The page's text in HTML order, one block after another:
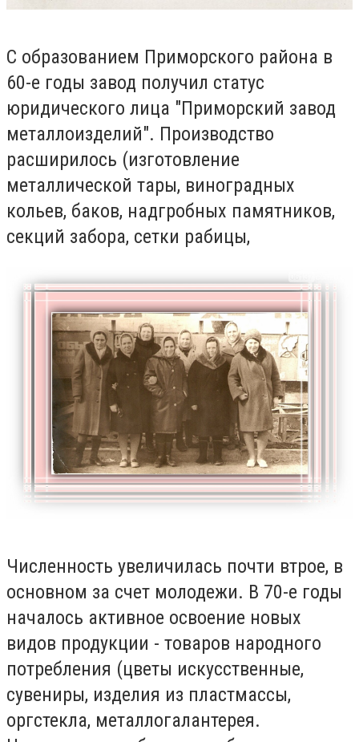
С образованием Приморского района в
60-е годы завод получил статус
юридического лица "Приморский завод
металлоизделий". Производство
расширилось (изготовление
металлической тары, виноградных
кольев, баков, надгробных памятников,
секций забора, сетки рабицы,
Численность увеличилась почти втрое, в
основном за счет молодежи. В 70-е годы
началось активное освоение новых
видов продукции - товаров народного
потребления (цветы искусственные,
сувениры, изделия из пластмассы,
оргстекла, металлогалантерея.